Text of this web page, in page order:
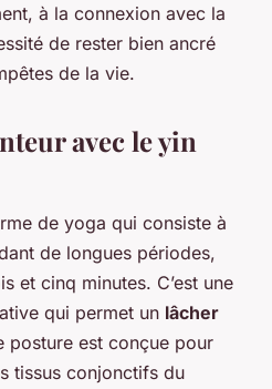
à la connexion avec la
de rester bien ancré
de la vie.
avec le yin
de yoga qui consiste à
de longues périodes,
et cinq minutes. C’est une
qui permet un lâcher
posture est conçue pour
tissus conjonctifs du